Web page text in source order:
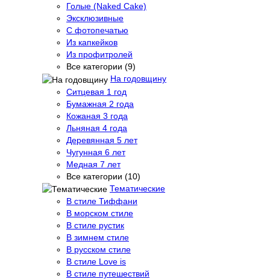
Голые (Naked Cake)
Эксклюзивные
С фотопечатью
Из капкейков
Из профитролей
Все категории (9)
На годовщину
Ситцевая 1 год
Бумажная 2 года
Кожаная 3 года
Льняная 4 года
Деревянная 5 лет
Чугунная 6 лет
Медная 7 лет
Все категории (10)
Тематические
В стиле Тиффани
В морском стиле
В стиле рустик
В зимнем стиле
В русском стиле
В стиле Love is
В стиле путешествий